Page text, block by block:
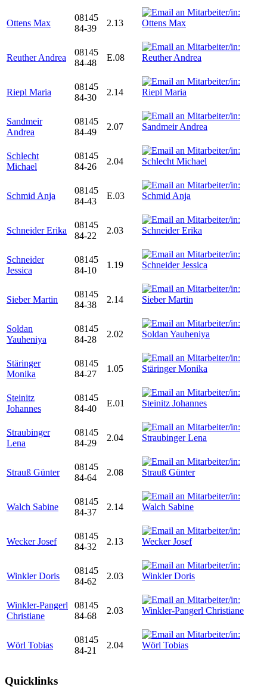
Ottens Max
08145
84-39
2.13
Reuther Andrea
08145
84-48
E.08
Riepl Maria
08145
84-30
2.14
Sandmeir
Andrea
08145
84-49
2.07
Schlecht
Michael
08145
84-26
2.04
Schmid Anja
08145
84-43
E.03
Schneider Erika
08145
84-22
2.03
Schneider
Jessica
08145
84-10
1.19
Sieber Martin
08145
84-38
2.14
Soldan
Yauheniya
08145
84-28
2.02
Stäringer
Monika
08145
84-27
1.05
Steinitz
Johannes
08145
84-40
E.01
Straubinger
Lena
08145
84-29
2.04
Strauß Günter
08145
84-64
2.08
Walch Sabine
08145
84-37
2.14
Wecker Josef
08145
84-32
2.13
Winkler Doris
08145
84-62
2.03
Winkler-Pangerl
Christiane
08145
84-68
2.03
Wörl Tobias
08145
84-21
2.04
Quicklinks